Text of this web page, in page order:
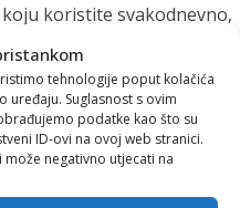
tehnologije poput kolačića
uređaju. Suglasnost s ovim
podatke kao što su
ID-ovi na ovoj web stranici.
negativno utjecati na
koristite svakodnevno,
veća vjerojatnost da ćete je
na jutro